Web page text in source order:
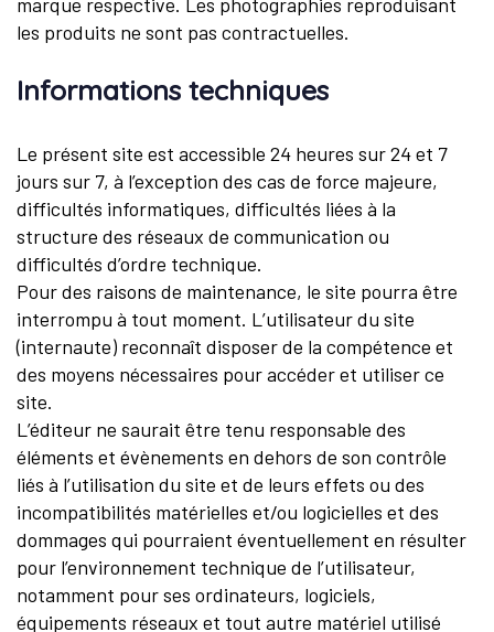
les produits ne sont pas contractuelles.
Informations techniques
Le présent site est accessible 24 heures sur 24 et 7
jours sur 7, à l’exception des cas de force majeure,
difficultés informatiques, difficultés liées à la
structure des réseaux de communication ou
difficultés d’ordre technique.
Pour des raisons de maintenance, le site pourra être
interrompu à tout moment. L’utilisateur du site
(internaute) reconnaît disposer de la compétence et
des moyens nécessaires pour accéder et utiliser ce
site.
L’éditeur ne saurait être tenu responsable des
éléments et évènements en dehors de son contrôle
liés à l’utilisation du site et de leurs effets ou des
incompatibilités matérielles et/ou logicielles et des
dommages qui pourraient éventuellement en résulter
pour l’environnement technique de l’utilisateur,
notamment pour ses ordinateurs, logiciels,
équipements réseaux et tout autre matériel utilisé